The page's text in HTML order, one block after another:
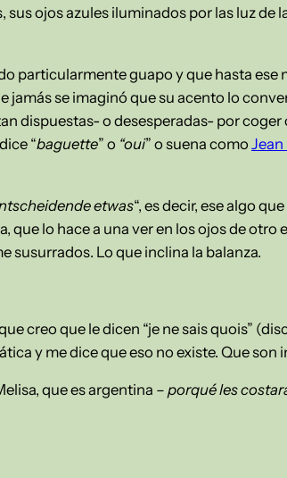
ojos azules iluminados por las luz de
particularmente guapo y que hasta ese
jamás se imaginó que su acento lo
dispuestas- o desesperadas- por
“baguette” o “oui” o suena como Jean
etwas“, es decir, ese algo
que lo hace a una ver en los ojos de otro
susurrados. Lo que inclina la balanza.
creo que le dicen “je ne sais quois”
y me dice que eso no existe. Que son
que es argentina – porqué les